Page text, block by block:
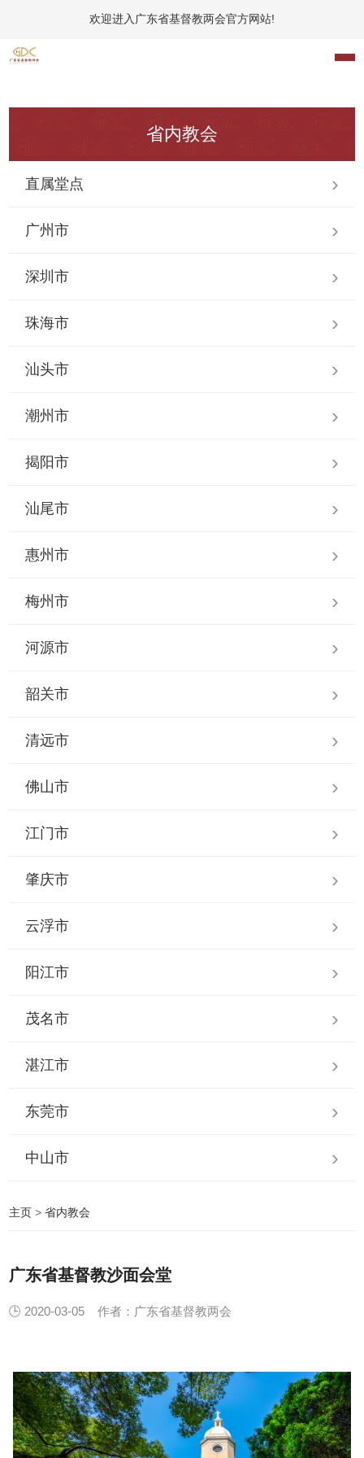
欢迎进入广东省基督教两会官方网站!
省内教会
直属堂点
广州市
深圳市
珠海市
汕头市
潮州市
揭阳市
汕尾市
惠州市
梅州市
河源市
韶关市
清远市
佛山市
江门市
肇庆市
云浮市
阳江市
茂名市
湛江市
东莞市
中山市
主页 >省内教会
广东省基督教沙面会堂
🕒 2020-03-05 作者：广东省基督教两会